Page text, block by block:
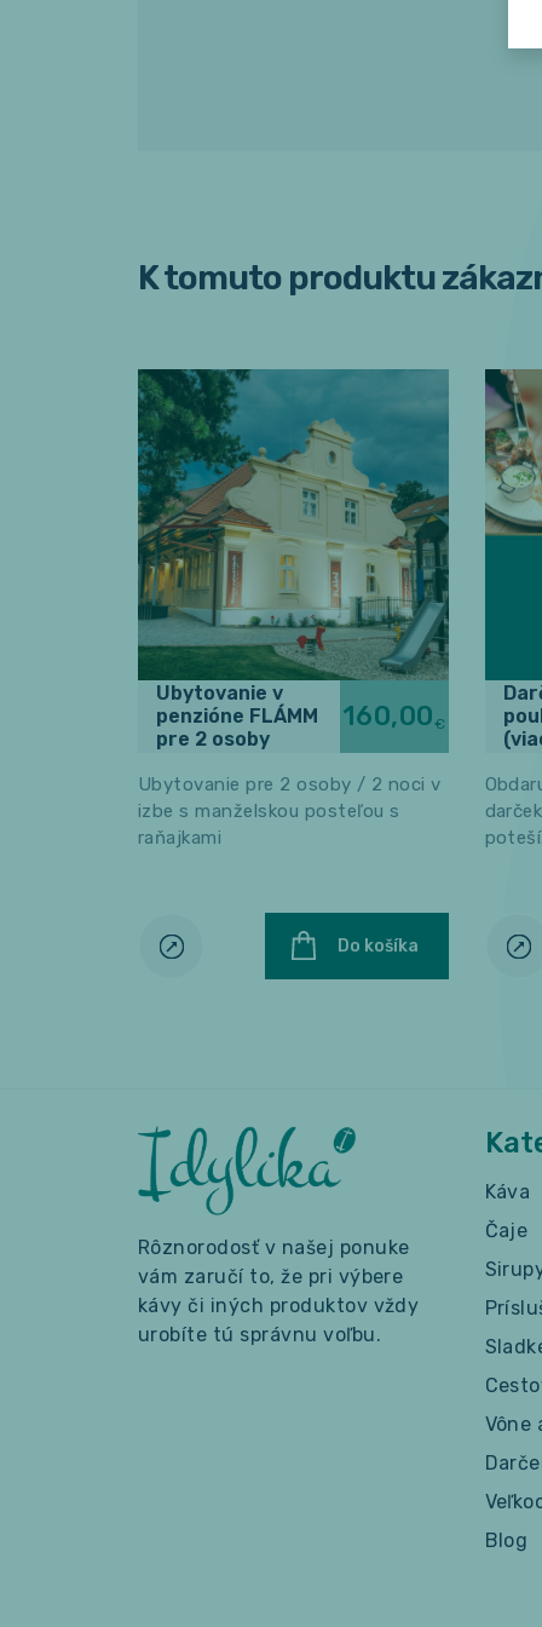
K tomuto produktu
Ubytovanie v
penzióne FLÁMM
pre 2 osoby
160,00€
Ubytovanie pre 2 osoby / 2 noci v
izbe s manželskou posteľou s
raňajkami
Do košíka
poteší.
Rôznorodosť v našej ponuke
vám zaručí to, že pri výbere
kávy či iných produktov vždy
urobíte tú správnu voľbu.
Káva
Čaje
Vône
Blog